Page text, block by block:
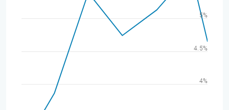
4%
4.5%
5%